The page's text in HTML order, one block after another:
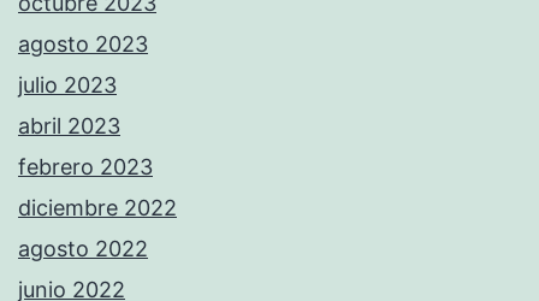
agosto 2023
julio 2023
abril 2023
febrero 2023
diciembre 2022
agosto 2022
junio 2022